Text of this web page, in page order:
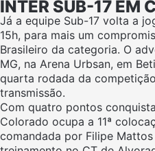
INTER SUB-17 EM
Já a equipe Sub-17 volta a
15h, para mais um
Brasileiro da categoria. O
MG, na Arena Urbsan, em
quarta rodada da
transmissão.
Com quatro pontos
Colorado ocupa a 11ª
comandada por Filipe